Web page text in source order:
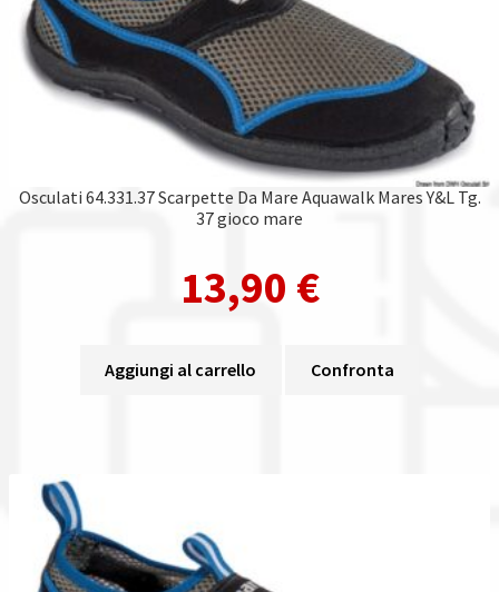
Osculati 64.331.37 Scarpette Da Mare Aquawalk Mares Y&L Tg.
37 gioco mare
13,90 €
Aggiungi al carrello Confronta